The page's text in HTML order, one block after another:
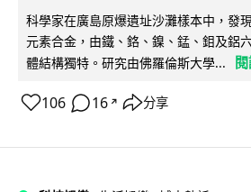
科學家在廣島原爆遺址沙灘樣本中，發
元素合金，由鐵、鉻、鎳、錳、鉬及鋁
體結構獨特。研究由佛羅倫斯大學...
106 16 ↗ 分享